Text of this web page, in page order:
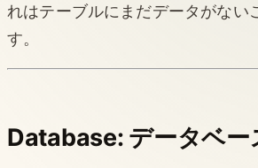
れはテーブルにまだデータがない
す。
Database: データベー